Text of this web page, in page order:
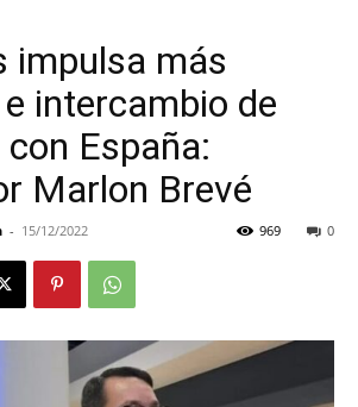
impulsa más
intercambio de
España:
Marlon Brevé
- 15/12/2022 0
969